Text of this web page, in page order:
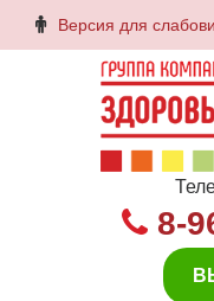
Версия для
8-